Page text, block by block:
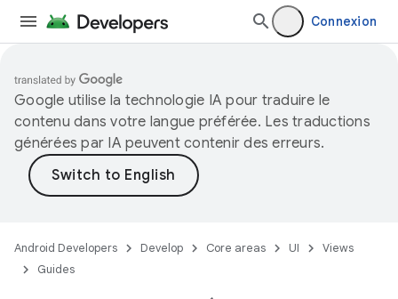
Connexion
Google utilise la technologie IA pour traduire le
contenu dans votre langue préférée. Les traductions
générées par IA peuvent contenir des erreurs.
Android Developers Develop Core areas UI
Views
Guides